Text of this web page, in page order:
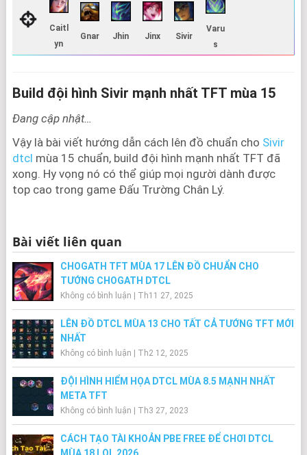
Caitl
yn
Gnar Jhin Jinx Sivir
Varu
s
Build đội hình Sivir mạnh nhất TFT mùa 15
Đang cập nhật…
Vậy là bài viết hướng dẫn cách lên đồ chuẩn cho Sivir
dtcl mùa 15 chuẩn, build đội hình mạnh nhất TFT đã
xong. Hy vọng nó có thể giúp mọi người dành được
top cao trong game Đấu Trường Chân Lý.
Bài viết liên quan
CHOGATH TFT MÙA 17 LÊN ĐỒ CHUẨN CHO
TƯỚNG CHOGATH DTCL
Không có bình luận | Th11 27, 2025
LÊN ĐỒ DTCL MÙA 13 CHO TẤT CẢ TƯỚNG TFT MỚI
NHẤT
Không có bình luận | Th2 12, 2025
ĐỘI HÌNH HIỂM HỌA DTCL MÙA 8.5 MẠNH NHẤT
META TFT
Không có bình luận | Th3 27, 2023
CÁCH TẠO TÀI KHOẢN PBE FREE ĐỂ CHƠI DTCL